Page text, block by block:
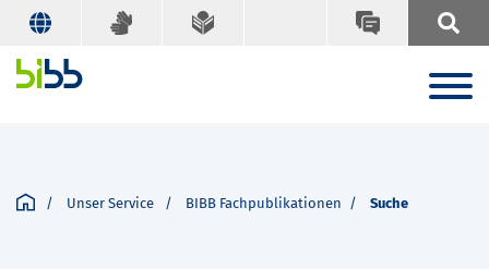
Unser Service BIBB Fachpublikationen Suche